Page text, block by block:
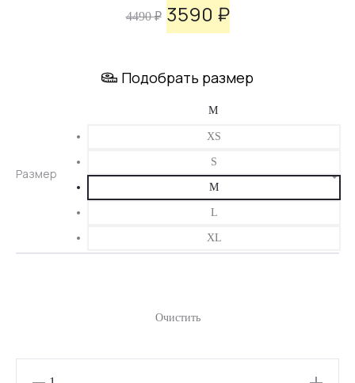
4490₽ Первоначальная
составляла
4490 ₽.
3590 ₽Текущая
3590 ₽.
Подобрать размер
Размер
XS
S
M
L
XL
Очистить
Количество